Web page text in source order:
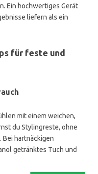
Ein hochwertiges Gerät
liefern als ein
für feste und
mit einem weichen,
du Stylingreste, ohne
Bei hartnäckigen
getränktes Tuch und